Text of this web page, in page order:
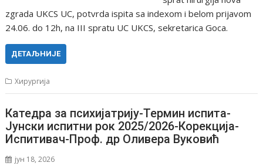
zgrada UKCS UC, potvrda ispita sa indexom i belom prijavom
24.06. do 12h, na III spratu UC UKCS, sekretarica Goca.
ДЕТАЉНИЈЕ
Хирургија
Катедра за психијатрију-Термин испита-
Јунски испитни рок 2025/2026-Корекција-
Испитивач-Проф. др Оливера Вуковић
јун 18, 2026